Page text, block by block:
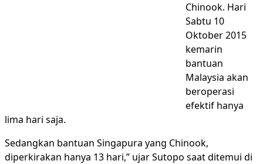
Chinook. Hari
Sabtu 10
Oktober 2015
kemarin
bantuan
Malaysia akan
beroperasi
efektif hanya
lima hari saja.
Sedangkan bantuan Singapura yang Chinook,
diperkirakan hanya 13 hari,” ujar Sutopo saat ditemui di